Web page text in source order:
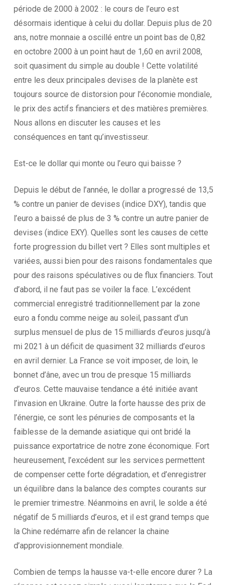
période de 2000 à 2002 : le cours de l’euro est
désormais identique à celui du dollar. Depuis plus de 20
ans, notre monnaie a oscillé entre un point bas de 0,82
en octobre 2000 à un point haut de 1,60 en avril 2008,
soit quasiment du simple au double ! Cette volatilité
entre les deux principales devises de la planète est
toujours source de distorsion pour l’économie mondiale,
le prix des actifs financiers et des matières premières.
Nous allons en discuter les causes et les
conséquences en tant qu’investisseur.
Est-ce le dollar qui monte ou l’euro qui baisse ?
Depuis le début de l’année, le dollar a progressé de 13,5
% contre un panier de devises (indice DXY), tandis que
l’euro a baissé de plus de 3 % contre un autre panier de
devises (indice EXY). Quelles sont les causes de cette
forte progression du billet vert ? Elles sont multiples et
variées, aussi bien pour des raisons fondamentales que
pour des raisons spéculatives ou de flux financiers. Tout
d’abord, il ne faut pas se voiler la face. L’excédent
commercial enregistré traditionnellement par la zone
euro a fondu comme neige au soleil, passant d’un
surplus mensuel de plus de 15 milliards d’euros jusqu’à
mi 2021 à un déficit de quasiment 32 milliards d’euros
en avril dernier. La France se voit imposer, de loin, le
bonnet d’âne, avec un trou de presque 15 milliards
d’euros. Cette mauvaise tendance a été initiée avant
l’invasion en Ukraine. Outre la forte hausse des prix de
l’énergie, ce sont les pénuries de composants et la
faiblesse de la demande asiatique qui ont bridé la
puissance exportatrice de notre zone économique. Fort
heureusement, l’excédent sur les services permettent
de compenser cette forte dégradation, et d’enregistrer
un équilibre dans la balance des comptes courants sur
le premier trimestre. Néanmoins en avril, le solde a été
négatif de 5 milliards d’euros, et il est grand temps que
la Chine redémarre afin de relancer la chaine
d’approvisionnement mondiale.
Combien de temps la hausse va-t-elle encore durer ? La